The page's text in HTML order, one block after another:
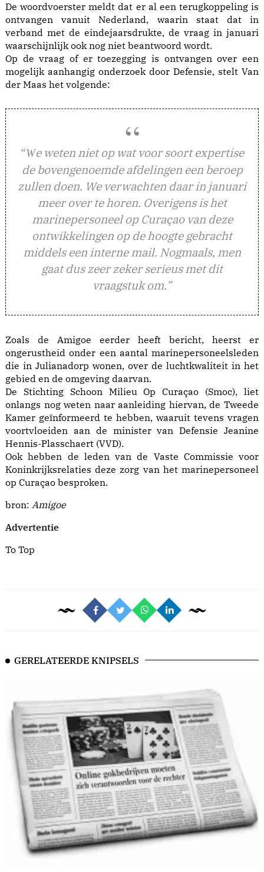
De woordvoerster meldt dat er al een terugkoppeling is
ontvangen vanuit Nederland, waarin staat dat in
verband met de eindejaarsdrukte, de vraag in januari
waarschijnlijk ook nog niet beantwoord wordt.
Op de vraag of er toezegging is ontvangen over een
mogelijk aanhangig onderzoek door Defensie, stelt Van
der Maas het volgende:
“We weten niet op wat voor soort expertise
de bovengenoemde afdelingen een beroep
zullen doen. We verwachten daar in januari
meer over te horen. Overigens is het
marinepersoneel op Curaçao van deze
ontwikkelingen op de hoogte gebracht
middels een interne mail. Nogmaals, men
gaat dus zeer zeker serieus met dit
vraagstuk om.”
Zoals de Amigoe eerder heeft bericht, heerst er
ongerustheid onder een aantal marinepersoneelsleden
die in Julianadorp wonen, over de luchtkwaliteit in het
gebied en de omgeving daarvan.
De Stichting Schoon Milieu Op Curaçao (Smoc), liet
onlangs nog weten naar aanleiding hiervan, de Tweede
Kamer geïnformeerd te hebben, waaruit tevens vragen
voortvloeiden aan de minister van Defensie Jeanine
Hennis-Plasschaert (VVD).
Ook hebben de leden van de Vaste Commissie voor
Koninkrijksrelaties deze zorg van het marinepersoneel
op Curaçao besproken.
bron: Amigoe
Advertentie
To Top
GERELATEERDE KNIPSELS